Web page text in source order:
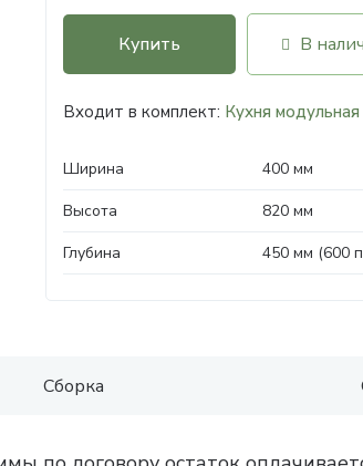
Купить В
Входит в комплект: Кухня
Ширина
400 мм
Высота
820 мм
Глубина
450 мм (600
Сборка